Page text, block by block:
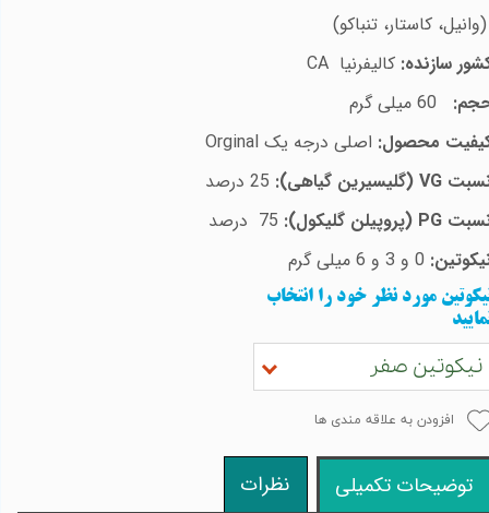
کاستار، تنباکو)
سازنده: کالیفرنیا CA
60 میلی گرم
محصول: اصلی درجه یک Orginal
VG (گلیسیرین گیاهی): 25درصد
PG (پروپیلن گلیکول): 75 درصد
مورد نظر خود را انتخاب
نیکوتین صفر
افزودن به علاقه مندی ها
توضیحات تکمیلی نظرات